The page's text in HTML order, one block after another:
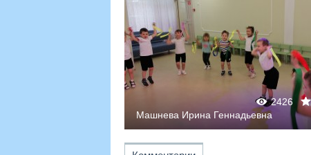
2426
Машнева Ирина Геннадьевна